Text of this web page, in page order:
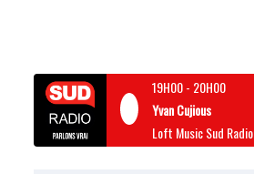
19H00- 20H00
Yvan Cujious
Loft Music Sud Radio